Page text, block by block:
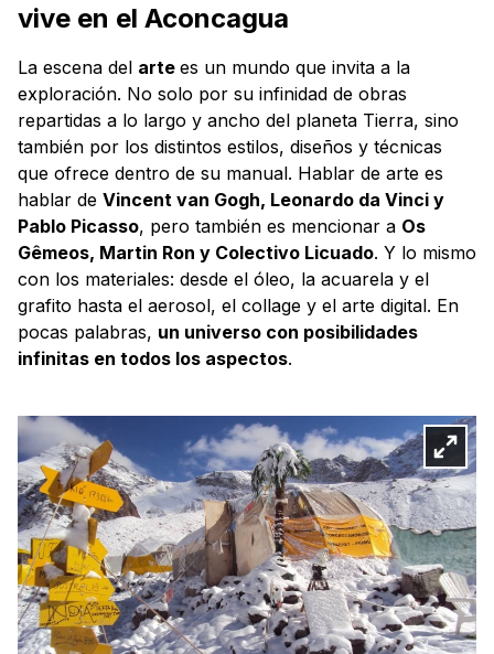
vive en el Aconcagua
La escena del arte es un mundo que invita a la
exploración. No solo por su infinidad de obras
repartidas a lo largo y ancho del planeta Tierra, sino
también por los distintos estilos, diseños y técnicas
que ofrece dentro de su manual. Hablar de arte es
hablar de Vincent van Gogh, Leonardo da Vinci y
Pablo Picasso, pero también es mencionar a Os
Gêmeos, Martin Ron y Colectivo Licuado. Y lo mismo
con los materiales: desde el óleo, la acuarela y el
grafito hasta el aerosol, el collage y el arte digital. En
pocas palabras, un universo con posibilidades
infinitas en todos los aspectos.